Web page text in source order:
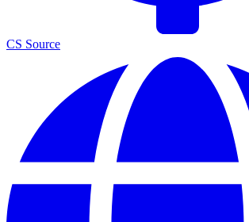
CS Source